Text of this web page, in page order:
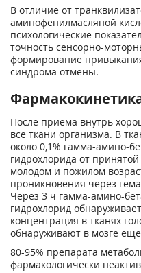
В отличие от
аминофенилмасляной
психологические
точность сенсорно-
формирование
синдрома отмены.
После приема внутрь
все ткани организма. В
около 0,1% гамма-амино-
гидрохлорида от
молодом и пожилом
проникновения через
Через 3 ч гамма-амино-
гидрохлорид
концентрация в тканях
обнаруживают в мозге
80-95% препарата
фармакологически